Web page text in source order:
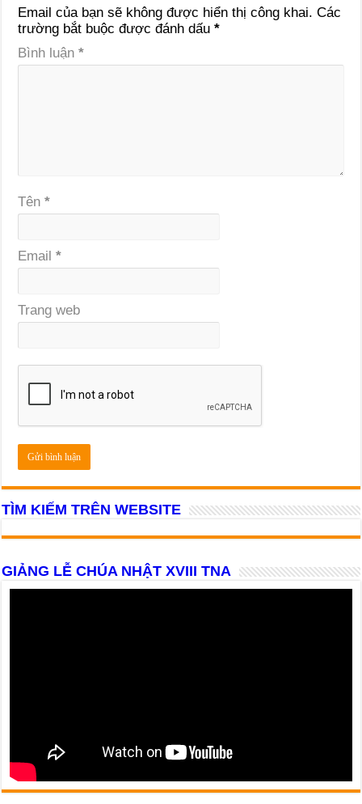
Email của bạn sẽ không được hiển thị công khai. Các
trường bắt buộc được đánh dấu*
Bình luận*
Tên*
Email*
Trang web
TÌM KIẾM TRÊN WEBSITE
GIẢNG LỄ CHÚA NHẬT XVIII TNA